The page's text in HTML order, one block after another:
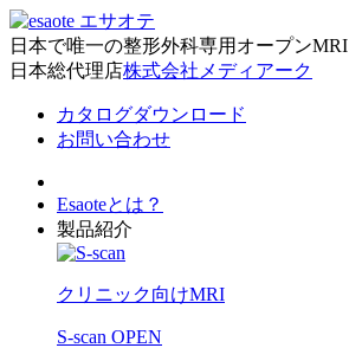
日本で唯一の整形外科専用オープンMRI
日本総代理店株式会社メディアーク
カタログダウンロード
お問い合わせ
Esaoteとは？
製品紹介
クリニック向けMRI
S-scan OPEN